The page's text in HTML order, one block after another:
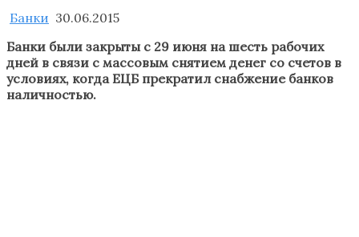
Банки 30.06.2015
Банки были закрыты с 29 июня на шесть рабочих
дней в связи с массовым снятием денег со счетов в
условиях, когда ЕЦБ прекратил снабжение банков
наличностью.